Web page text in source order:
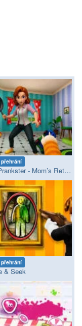
Bad Cat Prankster - Mom’s Return
& Seek